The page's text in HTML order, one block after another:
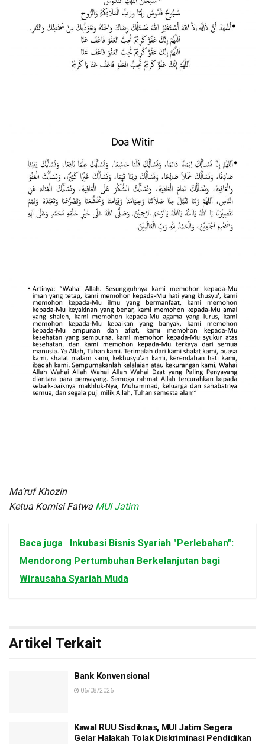
Ma’ruf Khozin
Ketua Komisi Fatwa MUI Jatim
Baca juga
Inkubasi Bisnis Syariah "Perlebahan":
Mendorong Pertumbuhan Berkelanjutan bagi
Wirausaha Syariah Muda
Artikel Terkait
Bank Konvensional
06/08/2026
Kawal RUU Sisdiknas, MUI Jatim Segera
Gelar Halakah Tolak Diskriminasi Pendidikan